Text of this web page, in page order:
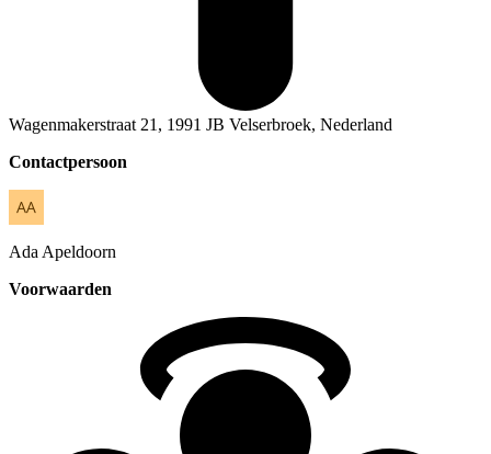
Wagenmakerstraat 21, 1991 JB Velserbroek, Nederland
Contactpersoon
Ada Apeldoorn
Voorwaarden